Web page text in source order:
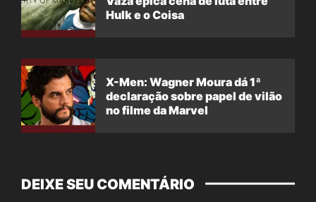
Hulk e o Coisa
X-Men: Wagner Moura dá 1ª
declaração sobre papel de vilão
no filme da Marvel
DEIXE SEU COMENTÁRIO